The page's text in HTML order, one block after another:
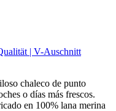
| V-Auschnitt
chaleco de punto
o días más frescos.
en 100% lana merina